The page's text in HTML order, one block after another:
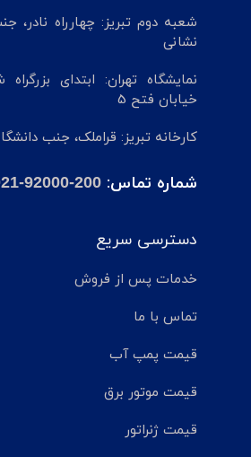
شعبه دوم تبریز: چهارراه نادر،
نشانی
نمایشگاه تهران: ابتدای
خیابان فتح 5
کارخانه تبریز: قراملک، جنب
شماره تماس: 92000-200
دسترسی سریع
خدمات پس از فروش
تماس با ما
قیمت پمپ آب
قیمت موتور برق
قیمت ژنراتور